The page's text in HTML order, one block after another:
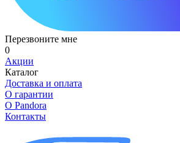
Перезвоните мне
0
Акции
Каталог
Доставка и оплата
О гарантии
О Pandora
Контакты